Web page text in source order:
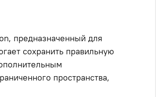
предназначенный для
сохранить правильную
пространства,